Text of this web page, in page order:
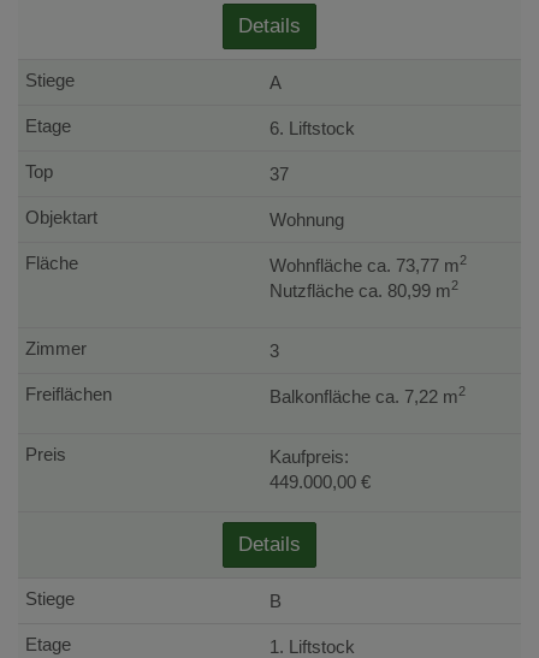
Details
A
6. Liftstock
37
Wohnung
Wohnfläche ca. 73,77 m2
Nutzfläche ca. 80,99 m2
3
Balkonfläche ca. 7,22 m2
Kaufpreis:
449.000,00 €
Details
B
1. Liftstock